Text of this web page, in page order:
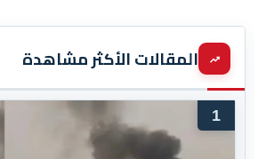
المقالات الأكثر مشاهدة
1